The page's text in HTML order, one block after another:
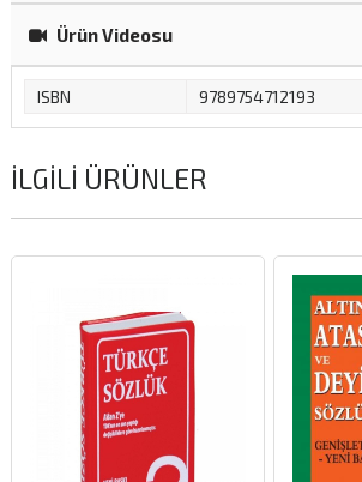
Ürün Videosu
ISBN 9789754712193
İLGILI ÜRÜNLER